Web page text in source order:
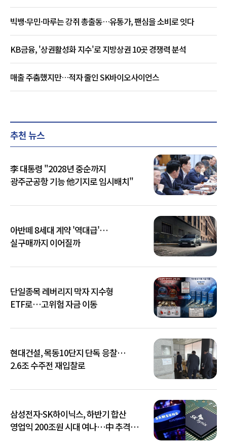
빅뱅·무민·마루는 강쥐 총출동…유통가, 팬심을 소비로 잇다
KB금융, '상권활성화 지수'로 지방상권 10곳 경쟁력 분석
매출 주춤했지만…적자 줄인 SK바이오사이언스
추천 뉴스
李 대통령 "2028년 중순까지
광주군공항 기능 他기지로 임시배치"
아반떼 8세대 계약 '역대급'…
실구매까지 이어질까
단일종목 레버리지 막자 지수형
ETF로…고위험 자금 이동
현대건설, 목동10단지 단독 응찰…
2.6조 수주전 재입찰로
삼성전자·SK하이닉스, 하반기 합산
영업익 200조원 시대 여나…中 추격은